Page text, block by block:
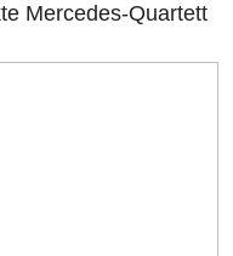
Mercedes-Quartett